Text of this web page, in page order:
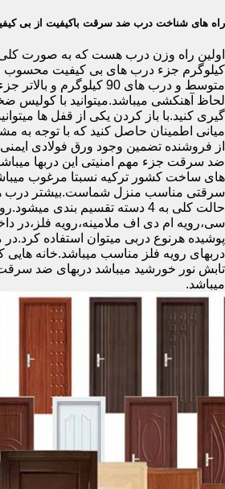
راه های شناخت درب ضد سرقت باکیفیت از بی
متوسط و درب های 90 کیلوگرم
لحاظ آهنکشی میباشد.میتوانید با کولیس
گیری کنید.با باز کردن یکی از قفل ها
میانی اطمینان حاصل کنید که با توجه به
از فروشنده تضمین وجود ورق فولادی
ضد سرقت جزء مهم امنیتی این دربها
های ساخت کشور ترکیه نسبتا مرغوب
سرقتی مناسب منزل شماست.بیشتر درب
حالت کلی به 4 دسته تقسیم بندی
سی،رویه ام دی اف ملامینه،رویه فلز،در
پوشیده هرنوع دربی میتوان استفاده
دربهای رویه فلز مناسب میباشد.خانه
تابش نور خورشید میباشد دربهای ضد
میباشد.